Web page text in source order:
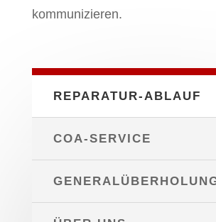
kommunizieren.
REPARATUR-ABLAUF
COA-SERVICE